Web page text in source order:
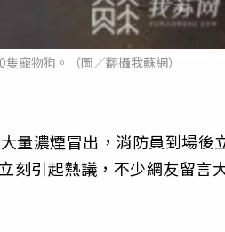
寵物狗。（圖／翻攝我蘇網）
量濃煙冒出，消防員到場後
刻引起熱議，不少網友留言